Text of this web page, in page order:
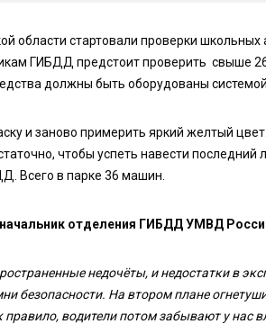
области стартовали проверки
ГИБДД предстоит проверить свыше
должны быть оборудованы
и заново примерить яркий желтый
чтобы успеть навести последний
Всего в парке 36 машин.
отделения ГИБДД УМВД
недочёты, и недостатки в
безопасности. На втором плане
правило, водители потом забывают у нас